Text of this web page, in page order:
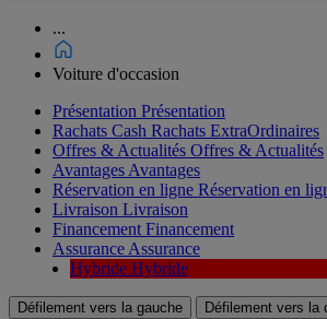
...
Voiture d'occasion
Présentation Présentation
Rachats Cash Rachats ExtraOrdinaires
Offres & Actualités Offres & Actualités
Avantages Avantages
Réservation en ligne Réservation en
Livraison Livraison
Financement Financement
Assurance Assurance
Hybride Hybride
Défilement vers la gauche Défilement vers la